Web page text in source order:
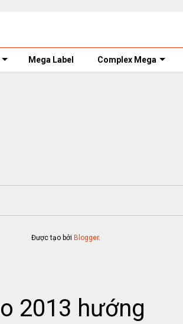
Mega Label Complex Mega
Được tạo bởi Blogger.
2013 hướng